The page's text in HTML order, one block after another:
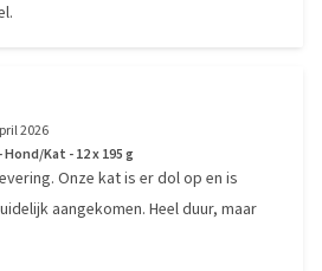
2026
Kat - 12 x 195 g
Onze kat is er dol op en is
aangekomen. Heel duur, maar